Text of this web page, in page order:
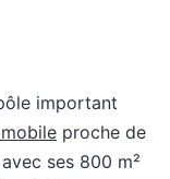
important
proche de
ses 800 m²